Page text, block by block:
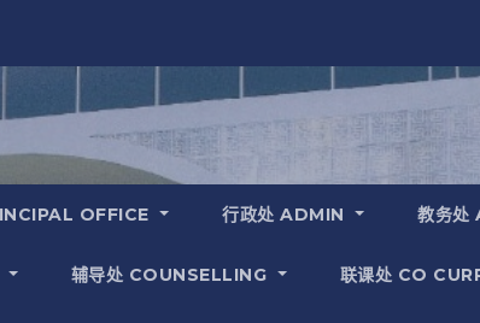
OFFICE 行政处 ADMIN 教务
辅导处 COUNSELLING 联课处 CO